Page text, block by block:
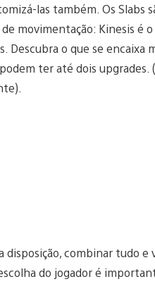
las também. Os Slabs
movimentação: Kinesis é
Descubra o que se encaixa
ter até dois upgrades.
combinar tudo e
do jogador é